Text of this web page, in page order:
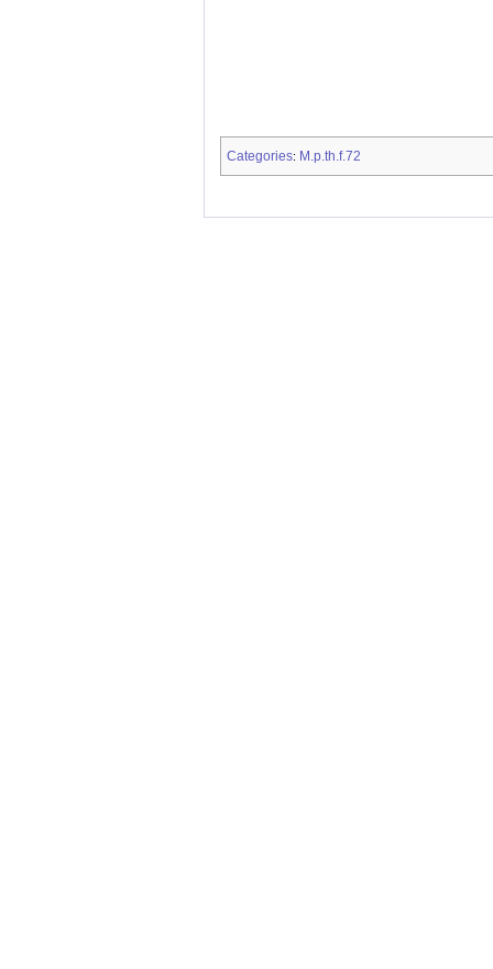
Categories: M.p.th.f.72